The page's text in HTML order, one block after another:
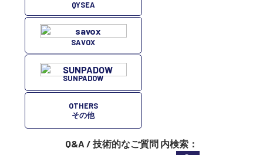
QYSEA
SAVOX
SUNPADOW
OTHERS
その他
Q&A / 技術的なご質問 内検索：